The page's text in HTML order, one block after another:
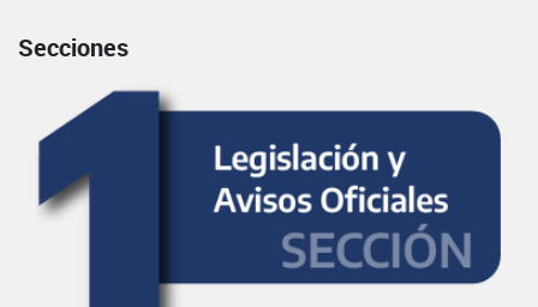
Secciones